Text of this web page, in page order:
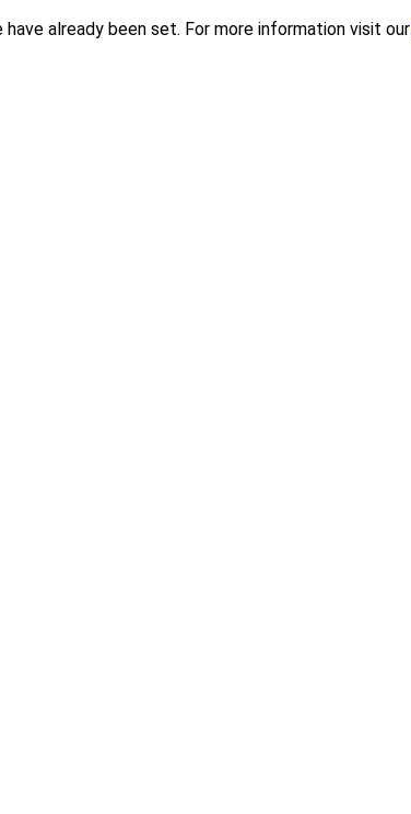
already been set. For more information visit our